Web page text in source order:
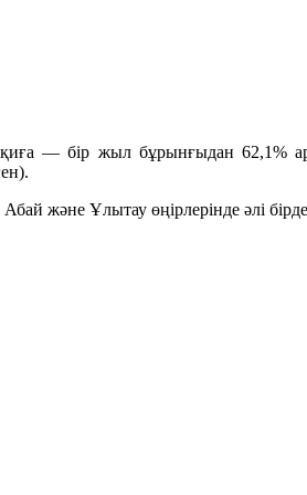
— бір жыл бұрынғыдан 62,1%
және Ұлытау өңірлерінде әлі